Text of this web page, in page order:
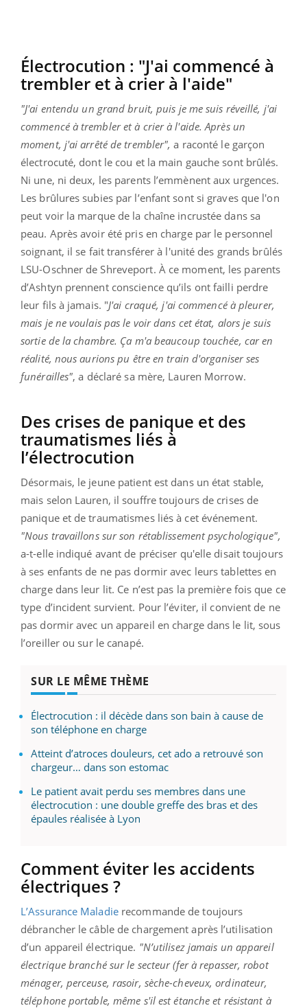
Électrocution : "J'ai commencé à
trembler et à crier à l'aide"
"J'ai entendu un grand bruit, puis je me suis réveillé, j'ai
commencé à trembler et à crier à l'aide. Après un
moment, j'ai arrêté de trembler", a raconté le garçon
électrocuté, dont le cou et la main gauche sont brûlés.
Ni une, ni deux, les parents l’emmènent aux urgences.
Les brûlures subies par l’enfant sont si graves que l'on
peut voir la marque de la chaîne incrustée dans sa
peau. Après avoir été pris en charge par le personnel
soignant, il se fait transférer à l'unité des grands brûlés
LSU-Oschner de Shreveport. À ce moment, les parents
d’Ashtyn prennent conscience qu’ils ont failli perdre
leur fils à jamais. "J'ai craqué, j'ai commencé à pleurer,
mais je ne voulais pas le voir dans cet état, alors je suis
sortie de la chambre. Ça m'a beaucoup touchée, car en
réalité, nous aurions pu être en train d'organiser ses
funérailles", a déclaré sa mère, Lauren Morrow.
Des crises de panique et des
traumatismes liés à
l’électrocution
Désormais, le jeune patient est dans un état stable,
mais selon Lauren, il souffre toujours de crises de
panique et de traumatismes liés à cet événement.
"Nous travaillons sur son rétablissement psychologique",
a-t-elle indiqué avant de préciser qu'elle disait toujours
à ses enfants de ne pas dormir avec leurs tablettes en
charge dans leur lit. Ce n’est pas la première fois que ce
type d’incident survient. Pour l’éviter, il convient de ne
pas dormir avec un appareil en charge dans le lit, sous
l’oreiller ou sur le canapé.
SUR LE MÊME THÈME
Électrocution : il décède dans son bain à cause de
son téléphone en charge
Atteint d’atroces douleurs, cet ado a retrouvé son
chargeur… dans son estomac
Le patient avait perdu ses membres dans une
électrocution : une double greffe des bras et des
épaules réalisée à Lyon
Comment éviter les accidents
électriques ?
L’Assurance Maladierecommande de toujours
débrancher le câble de chargement après l’utilisation
d’un appareil électrique. "N’utilisez jamais un appareil
électrique branché sur le secteur (fer à repasser, robot
ménager, perceuse, rasoir, sèche-cheveux, ordinateur,
téléphone portable, même s'il est étanche et résistant à